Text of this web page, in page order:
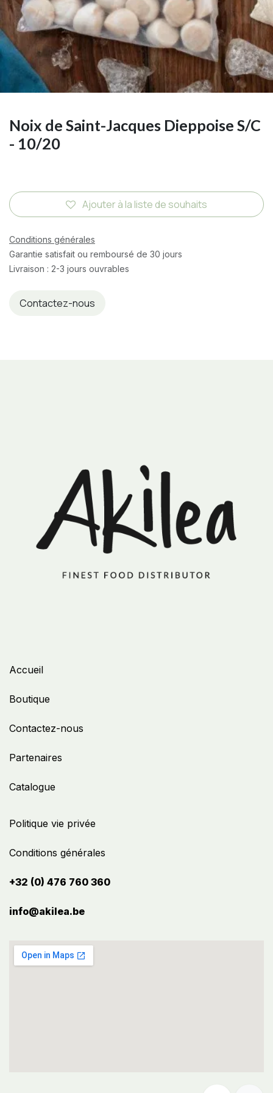
Noix de Saint-Jacques Dieppoise S/C
- 10/20
Ajouter à la liste de souhaits
Conditions générales
Garantie satisfait ou remboursé de 30 jours
Livraison : 2-3 jours ouvrables
Contactez-nous
Politique vie privée
Conditions générales
+32 (0) 476 760 360
info@akilea.be​
Accueil
Boutique
Contactez-nous
Partenaires
Catalogue